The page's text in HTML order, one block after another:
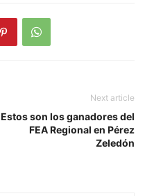
Next article
Estos son los ganadores del
FEA Regional en Pérez
Zeledón